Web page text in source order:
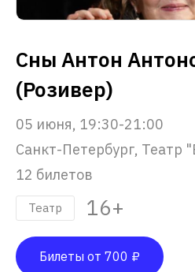
Сны Антон
(Розивер)
05 июня, 19:30-21:00
Санкт-Петербург, Театр
12 билетов
Театр 16+
Билеты от 700 ₽